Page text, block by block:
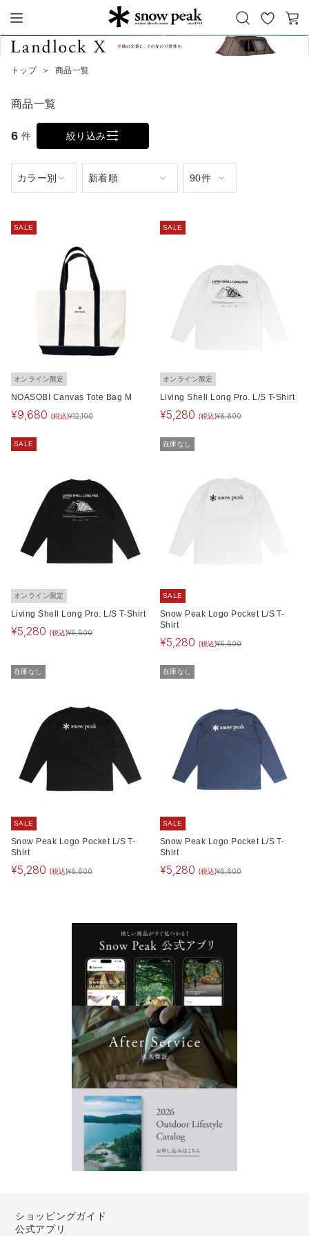
Snow Peak
お
気
カ
トップ ＞ 商品一覧
商品一覧
6 件 絞り込み
SALE
オンライン限定
NOASOBI Canvas Tote Bag M
¥9,680 (税込)¥12,100
SALE
オンライン限定
Living Shell Long Pro. L/S T-Shirt
¥5,280 (税込)¥6,600
SALE
オンライン限定
Living Shell Long Pro. L/S T-Shirt
¥5,280 (税込)¥6,600
在庫なし
SALE
Snow Peak Logo Pocket L/S T-
Shirt
¥5,280 (税込)¥6,600
在庫なし
SALE
Snow Peak Logo Pocket L/S T-
Shirt
¥5,280 (税込)¥6,600
在庫なし
SALE
Snow Peak Logo Pocket L/S T-
Shirt
¥5,280 (税込)¥6,600
ショッピングガイド
公式アプリ